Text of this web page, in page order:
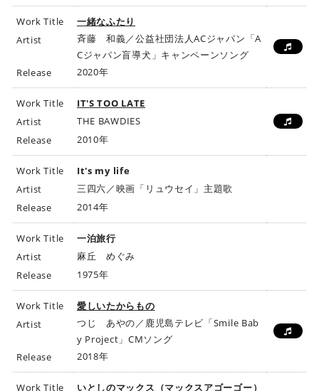
Work Title
一緒なふたり
Artist
斉藤 和義／公益社団法人ACジャパン「A
Cジャパン盲導犬」キャンペーンソング
Release
2020年
Work Title
IT'S TOO LATE
Artist
THE BAWDIES
Release
2010年
Work Title
It's my life
Artist
三四六／映画「リュウセイ」主題歌
Release
2014年
Work Title
一泊旅行
Artist
麻丘 めぐみ
Release
1975年
Work Title
愛しいたからもの
Artist
つじ あやの／鹿児島テレビ「Smile Bab
y Project」CMソング
Release
2018年
Work Title
いとしのマックス（マックスアゴーゴー）